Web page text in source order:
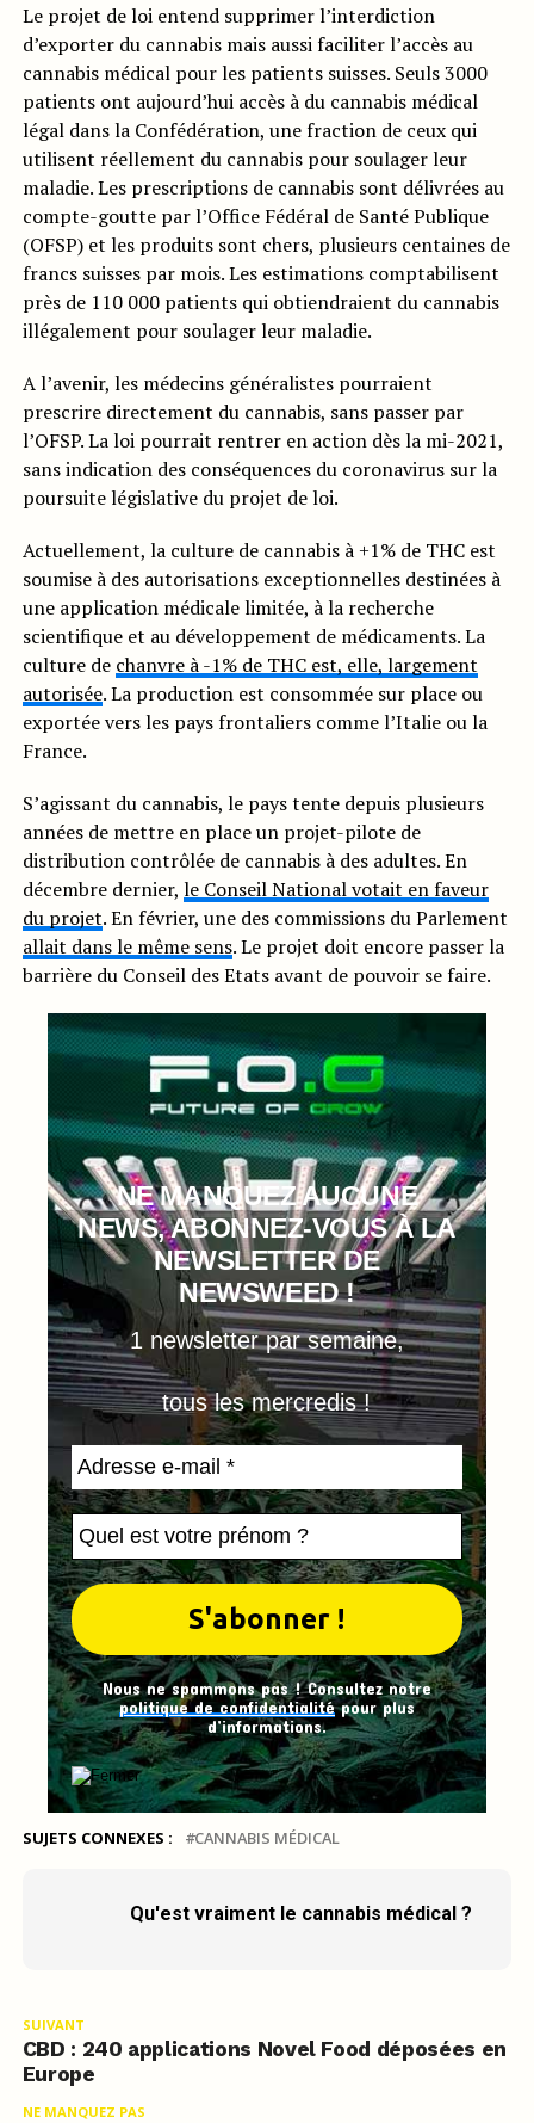
Le projet de loi entend supprimer l’interdiction
d’exporter du cannabis mais aussi faciliter l’accès au
cannabis médical pour les patients suisses. Seuls 3000
patients ont aujourd’hui accès à du cannabis médical
légal dans la Confédération, une fraction de ceux qui
utilisent réellement du cannabis pour soulager leur
maladie. Les prescriptions de cannabis sont délivrées au
compte-goutte par l’Office Fédéral de Santé Publique
(OFSP) et les produits sont chers, plusieurs centaines de
francs suisses par mois. Les estimations comptabilisent
près de 110 000 patients qui obtiendraient du cannabis
illégalement pour soulager leur maladie.
A l’avenir, les médecins généralistes pourraient
prescrire directement du cannabis, sans passer par
l’OFSP. La loi pourrait rentrer en action dès la mi-2021,
sans indication des conséquences du coronavirus sur la
poursuite législative du projet de loi.
Actuellement, la culture de cannabis à +1% de THC est
soumise à des autorisations exceptionnelles destinées à
une application médicale limitée, à la recherche
scientifique et au développement de médicaments. La
culture de chanvre à -1% de THC est, elle, largement
autorisée. La production est consommée sur place ou
exportée vers les pays frontaliers comme l’Italie ou la
France.
S’agissant du cannabis, le pays tente depuis plusieurs
années de mettre en place un projet-pilote de
distribution contrôlée de cannabis à des adultes. En
décembre dernier, le Conseil National votait en faveur
du projet. En février, une des commissions du Parlement
allait dans le même sens. Le projet doit encore passer la
barrière du Conseil des Etats avant de pouvoir se faire.
NE MANQUEZ AUCUNE
NEWS, ABONNEZ-VOUS À LA
NEWSLETTER DE
NEWSWEED !
1 newsletter par semaine,
tous les mercredis !
Nous ne spammons pas ! Consultez notre
politique de confidentialitépour plus
d’informations.
SUJETS CONNEXES : CANNABIS MÉDICAL
Qu'est vraiment le cannabis médical ?
SUIVANT
CBD : 240 applications Novel Food déposées en
Europe
NE MANQUEZ PAS